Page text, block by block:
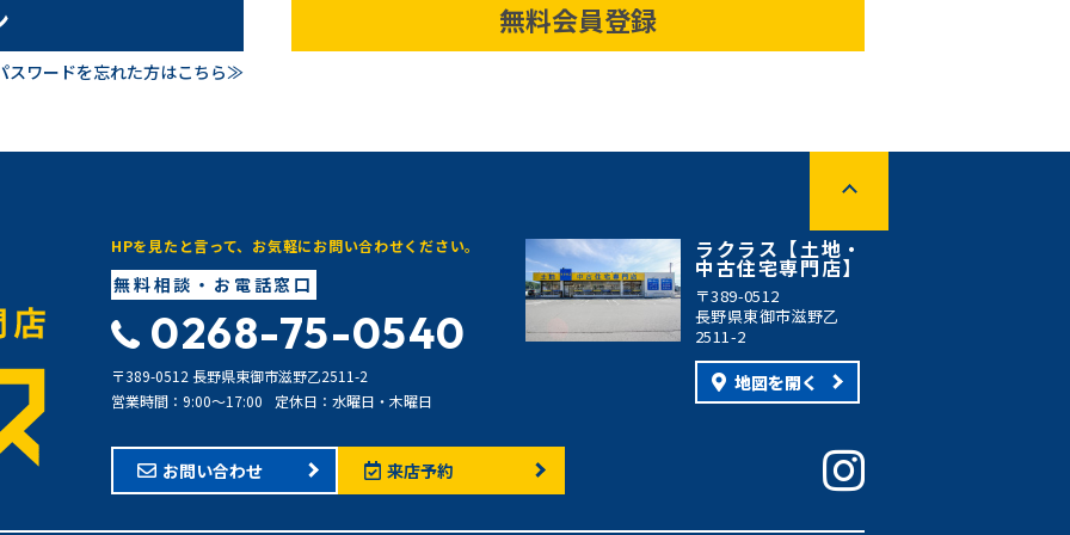
スワードを忘れた方はこちら≫
無料会員登録
HPを見たと言って、お気軽にお問い合わせください。
無料相談・お電話窓口
0268-75-0540
〒389-0512 長野県東御市滋野乙2511-2
営業時間：9:00〜17:00
定休日：水曜日・木曜日
ラクラス【土地・
中古住宅専門店】
〒389-0512
長野県東御市滋野乙
2511-2
地図を開く
お問い合わせ 来店予約